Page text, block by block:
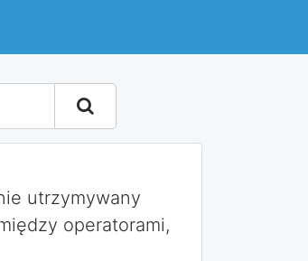
utrzymywany
operatorami,